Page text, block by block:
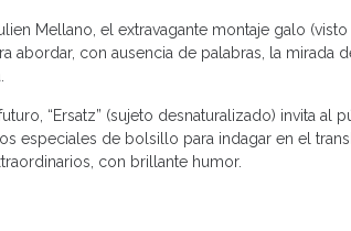
Mellano, el extravagante montaje galo
abordar, con ausencia de palabras, la mirada
“Ersatz” (sujeto desnaturalizado) invita al
especiales de bolsillo para indagar en el
con brillante humor.